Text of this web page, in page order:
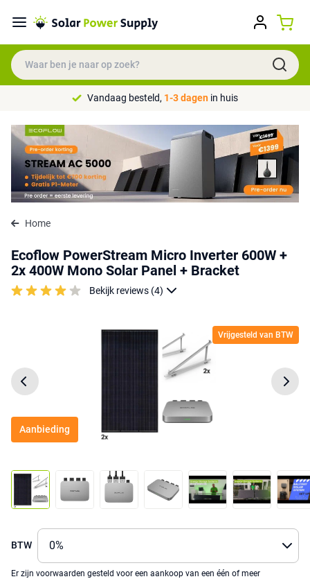
Vandaag besteld, 1-3 dagen in huis
Home
Ecoflow PowerStream Micro Inverter 600W +
2x 400W Mono Solar Panel + Bracket
Bekijk reviews (4)
Aanbieding
Vrijgesteld van BTW
BTW
Er zijn voorwaarden gesteld voor een aankoop van een één of meer